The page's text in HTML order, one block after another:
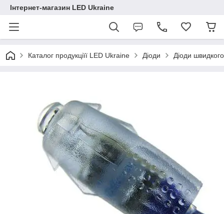
Інтернет-магазин LED Ukraine
Каталог продукціїї LED Ukraine Діоди Діоди